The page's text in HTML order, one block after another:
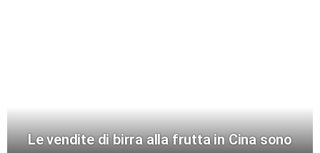
Le vendite di birra alla frutta in Cina sono